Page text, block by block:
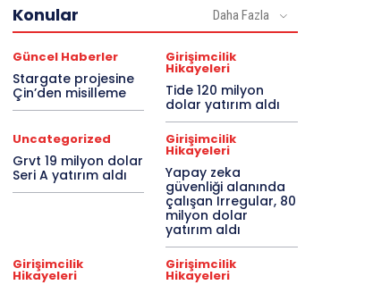
Konular Daha Fazla
Güncel Haberler
Stargate projesine
Çin’den misilleme
Girişimcilik
Hikayeleri
Tide 120 milyon
dolar yatırım aldı
Uncategorized
Grvt 19 milyon dolar
Seri A yatırım aldı
Girişimcilik
Hikayeleri
Yapay zeka
güvenliği alanında
çalışan Irregular, 80
milyon dolar
yatırım aldı
Girişimcilik
Hikayeleri
Girişimcilik
Hikayeleri